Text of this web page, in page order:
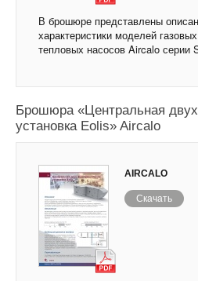
В брошюре представлены
характеристики моделей
тепловых насосов Aircalo серии
Брошюра «Центральная
установка Eolis» Aircalo
AIRCALO
Скачать